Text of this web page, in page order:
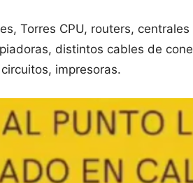
Torres CPU, routers,
distintos cables de
impresoras.